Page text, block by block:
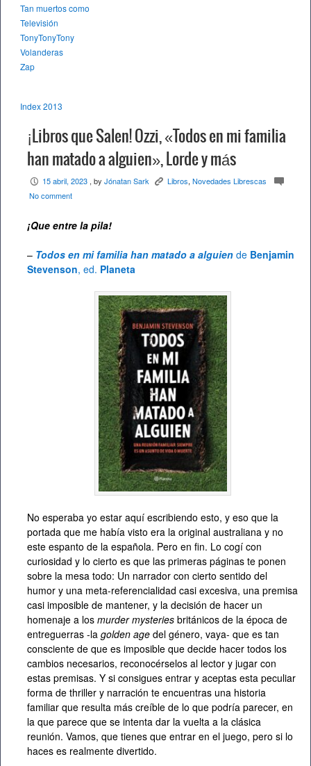
Tan muertos como
Televisión
TonyTonyTony
Volanderas
Zap
Index 2013
¡Libros que Salen! Ozzi, «Todos en mi familia
han matado a alguien», Lorde y más
P 15 abril, 2023 , by Jónatan Sark K Libros,Novedades Librescas c
No comment
¡Que entre la pila!
– Todos en mi familia han matado a alguien de Benjamin
Stevenson, ed. Planeta
No esperaba yo estar aquí escribiendo esto, y eso que la
portada que me había visto era la original australiana y no
este espanto de la española. Pero en fin. Lo cogí con
curiosidad y lo cierto es que las primeras páginas te ponen
sobre la mesa todo: Un narrador con cierto sentido del
humor y una meta-referencialidad casi excesiva, una premisa
casi imposible de mantener, y la decisión de hacer un
homenaje a los murder mysteries británicos de la época de
entreguerras -la golden age del género, vaya- que es tan
consciente de que es imposible que decide hacer todos los
cambios necesarios, reconocérselos al lector y jugar con
estas premisas. Y si consigues entrar y aceptas esta peculiar
forma de thriller y narración te encuentras una historia
familiar que resulta más creíble de lo que podría parecer, en
la que parece que se intenta dar la vuelta a la clásica
reunión. Vamos, que tienes que entrar en el juego, pero si lo
haces es realmente divertido.